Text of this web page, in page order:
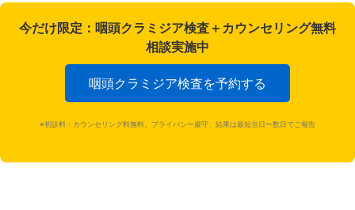
今だけ限定： 咽頭クラミジア検査＋カウンセリング無料
相談実施中
咽頭クラミジア検査を予約する
※初診料・カウンセリング料無料。プライバシー厳守、結果は最短当日〜数日でご報告